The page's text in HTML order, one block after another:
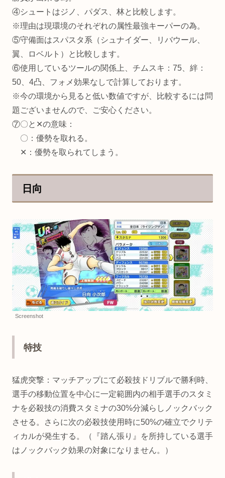
④シュートはジノ、パダス、林と比較します。
※理由は現環境のそれぞれの属性最強キーパーの為。
⑤守備面はスパスタ系（シュナイダー、リバウール、
翼、ロベルト）と比較します。
⑥使用しているツールの関係上、チムスキ：75、絆：
50、4凸、フォメ効果なしで計算しております。
※今の環境から見ると低い数値ですが、比較するには問
題ございませんので、ご安心ください。
⑦〇と✕の意味：
〇：優勢を取れる。
✕：優勢を取られてしまう。
日向
Screenshot
特技
猛虎突撃：マッチアップにて必殺技ドリブルで勝利時、
選手の移動位置を中心に一定範囲内の相手選手のスタミ
ナを必殺技の消費スタミナの30%分減らしノックバック
させる。さらに次の必殺技使用時に50%の確立でクリテ
ィカルが発生する。（『踏ん張り』を所持している選手
はノックバック効果の対象になりません。）